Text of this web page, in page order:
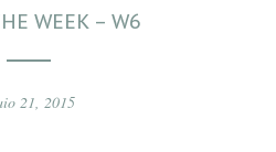
WEEK – W6
21, 2015